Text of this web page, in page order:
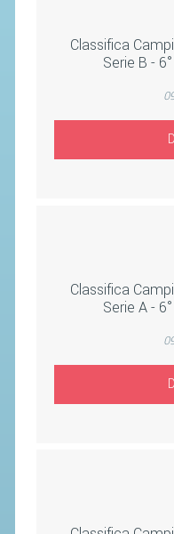
Classifica
Serie B -
Classifica
Serie A -